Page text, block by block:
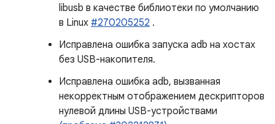
libusb в качестве библиотеки по умолчанию
в Linux #270205252 .
Исправлена ​​ошибка запуска adb на хостах
без USB-накопителя.
Исправлена ​​ошибка adb, вызванная
некорректным отображением дескрипторов
нулевой длины USB-устройствами